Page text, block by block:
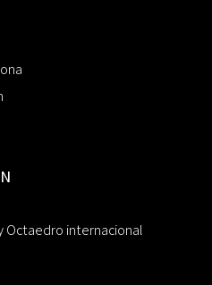
Octaedro internacional